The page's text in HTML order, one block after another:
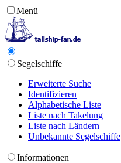
Menü
Segelschiffe
Erweiterte Suche
Identifizieren
Alphabetische Liste
Liste nach Takelung
Liste nach Ländern
Unbekannte Segelschiffe
Informationen